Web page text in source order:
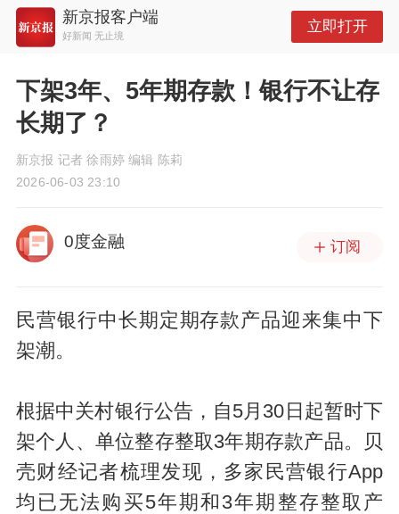
新京报客户端
好新闻 无止境
立即打开
下架3年、5年期存款！银行不让存
长期了？
新京报 记者 徐雨婷 编辑 陈莉
2026-06-03 23:10
0度金融 订阅
民营银行中长期定期存款产品迎来集中下
架潮。
根据中关村银行公告，自5月30日起暂时下
架个人、单位整存整取3年期存款产品。贝
壳财经记者梳理发现，多家民营银行App
均已无法购买5年期和3年期整存整取产